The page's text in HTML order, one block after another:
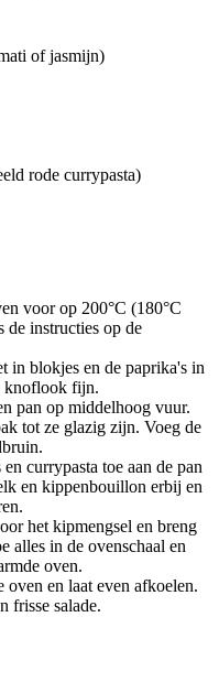
of jasmijn)
rode currypasta)
voor op 200°C (180°C
instructies op de
in blokjes en de paprika's in
knoflook fijn.
pan op middelhoog vuur.
tot ze glazig zijn. Voeg de
currypasta toe aan de pan
en kippenbouillon erbij en
het kipmengsel en breng
alles in de ovenschaal en
oven.
oven en laat even afkoelen.
frisse salade.